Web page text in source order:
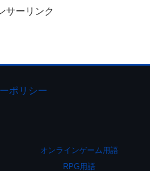
サーリンク
ポリシー
オンラインゲーム用語
RPG用語